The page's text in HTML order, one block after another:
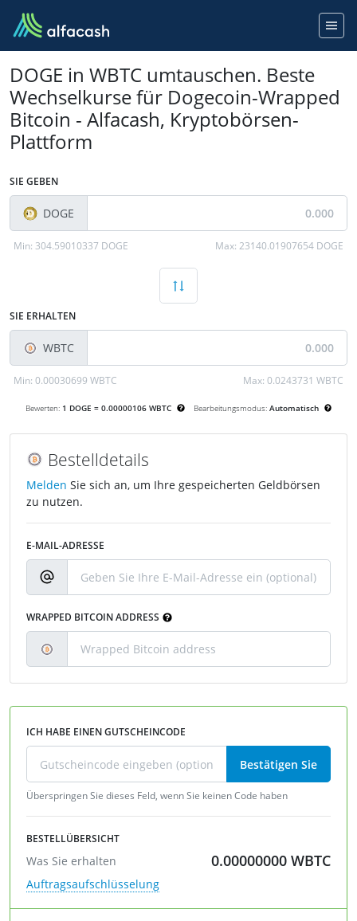
DOGE in WBTC umtauschen. Beste
Wechselkurse für Dogecoin-Wrapped
Bitcoin - Alfacash, Kryptobörsen-
Plattform
SIE GEBEN
DOGE
Min: 304.59010337 DOGE Max:23140.01907654 DOGE
SIE ERHALTEN
WBTC
Min: 0.00030699 WBTC Max:0.0243731 WBTC
Bewerten: 1 DOGE = 0.00000106 WBTC Bearbeitungsmodus: Automatisch
Bestelldetails
Melden Sie sich an, um Ihre gespeicherten Geldbörsen
zu nutzen.
E-MAIL-ADRESSE
WRAPPED BITCOIN ADDRESS
ICH HABE EINEN GUTSCHEINCODE
Bestätigen Sie
Überspringen Sie dieses Feld, wenn Sie keinen Code haben
BESTELLÜBERSICHT
Was Sie erhalten 0.00000000 WBTC
Auftragsaufschlüsselung